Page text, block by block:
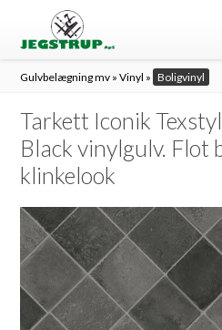
Gulvbelægning mv »Vinyl » Boligvinyl
Tarkett Iconik
Black vinylgulv. Flot
klinkelook